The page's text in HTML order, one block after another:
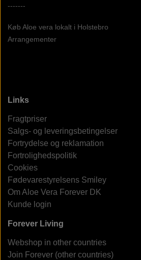
-------
Køb Aloe vera lokalt i Holstebro
Arrangementer
Links
Fragtpriser
Salgs- og leveringsbetingelser
Fortrydelse og reklamation
Fortrolighedspolitik
Cookies
Fødevarestyrelsens Smiley
Om Aloe Vera Forever DK
Kunde login
Forever Living
Webshop in other countries
Join Forever (other countries)